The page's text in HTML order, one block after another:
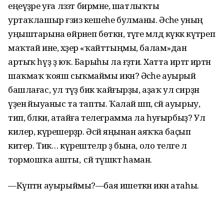
еңеүҙәре уға ләззәт бирмәне, шатлыҡты
уртаҡлашыр ғәзиз кешеһе булманы. Әсәһе уның
уңыштарына өйрәнеп бөткән, тәүге мәлдә күккә күтәреп
маҡтай ине, хәҙер «ҡайттыңмы, балам»дан
артыҡ һүҙ ҙә юҡ. Барыһы ла ғәҙәти. Хатта иртәгә иртән
шаҡмаҡ ҡояш сыҡмаймы икән? Әсәһе ауырый
башлағас, ул тәүҙә бик ҡайғырҙы, аҙаҡ ул сирҙән
үҙенә йыуаныс та тапты. Ҡалай шәп, әсәй ауырыу,
тип, бәлки, атайға телеграмма ла һуғырбыҙ? Ул
килер, күрешерҙәр. Әсәй яңынан аяҡҡа баҫып
китер. Тик… күрештеләр ҙә бына, оло теләге лә
тормошҡа ашты, ә әсәй түшәктә һаман.
—Күптән ауырыймы?—бая ишеткән икән атаһы.